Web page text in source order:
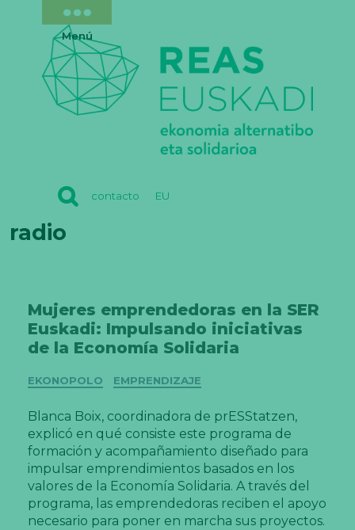
contacto EU
Menú
radio
Mujeres emprendedoras en la SER
Euskadi: Impulsando iniciativas
de la Economía Solidaria
Categorías
EKONOPOLO EMPRENDIZAJE
Blanca Boix, coordinadora de prESStatzen,
explicó en qué consiste este programa de
formación y acompañamiento diseñado para
impulsar emprendimientos basados en los
valores de la Economía Solidaria. A través del
programa, las emprendedoras reciben el apoyo
necesario para poner en marcha sus proyectos.